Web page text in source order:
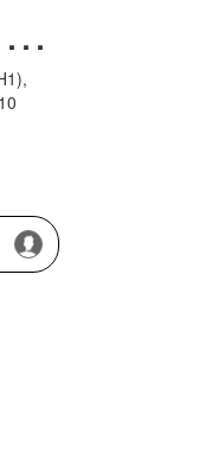
Обновление KB5000802 для Windows 10, версия 21H1, 20H2 и 2004